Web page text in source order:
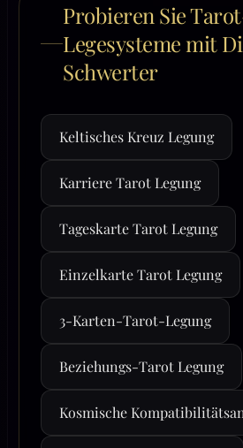
Probieren Sie
Legesysteme mit
Schwerter
Keltisches Kreuz Legung
Karriere Tarot Legung
Tageskarte Tarot Legung
Einzelkarte Tarot Legung
3-Karten-Tarot-Legung
Beziehungs-Tarot Legung
Kosmische